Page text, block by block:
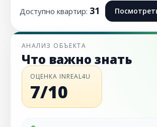
Доступно квартир: 31
АНАЛИЗ ОБЪЕКТА
Что важно знать
ОЦЕНКА INREAL4U
7/10